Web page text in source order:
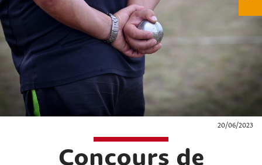
20/06/2023
Concours de